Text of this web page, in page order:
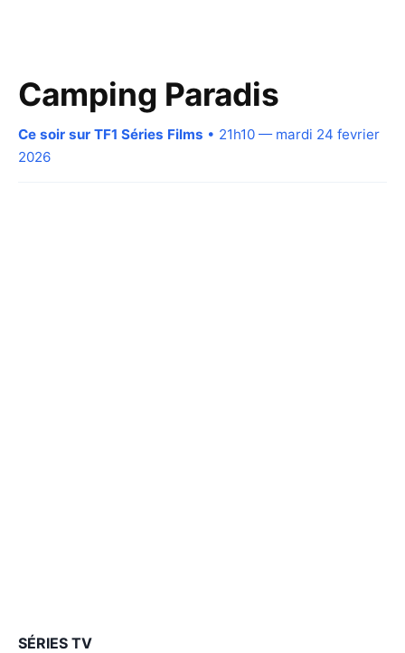
Camping Paradis
Ce soir sur TF1 Séries Films • 21h10 — mardi 24 fevrier
2026
SÉRIES TV